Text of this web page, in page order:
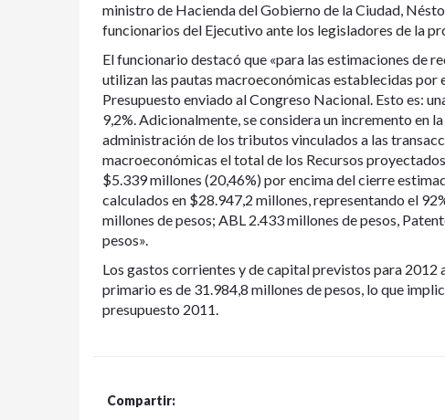
ministro de Hacienda del Gobierno de la Ciudad,
funcionarios del Ejecutivo ante los legisladores de la
El funcionario destacó que «para las estimaciones de
utilizan las pautas macroeconómicas establecidas por
Presupuesto enviado al Congreso Nacional. Esto es:
9,2%. Adicionalmente, se considera un incremento en
administración de los tributos vinculados a las
macroeconómicas el total de los Recursos
$5.339 millones (20,46%) por encima del cierre
calculados en $28.947,2 millones, representando el
millones de pesos; ABL 2.433 millones de pesos,
pesos».
Los gastos corrientes y de capital previstos para 2012
primario es de 31.984,8 millones de pesos, lo que
presupuesto 2011.
Compartir: